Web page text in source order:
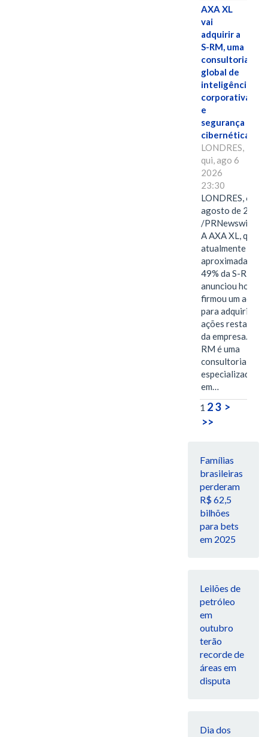
AXA XL
vai
adquirir a
S-RM, uma
consultoria
global de
inteligência
corporativa
e
segurança
cibernética
LONDRES,
qui, ago 6
2026
23:30
LONDRES, 6 de
agosto de 2026
/PRNewswire/ --
A AXA XL, que
atualmente
49% da S-RM,
anunciou hoje
firmou um
para adquirir as
ações restantes
da empresa. A S-
RM é uma
consultoria
especializada
em…
1 23 >
>>
Famílias
brasileiras
perderam
R$ 62,5
bilhões
para bets
em 2025
Leilões de
petróleo
em
outubro
terão
recorde de
áreas em
disputa
Dia dos